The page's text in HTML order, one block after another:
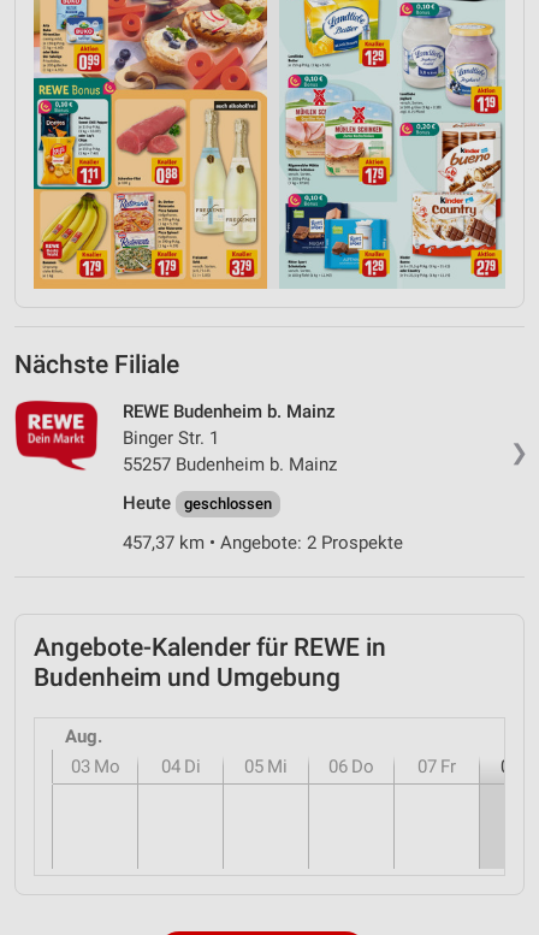
Nächste Filiale
❯
REWE Budenheim b. Mainz
Binger Str. 1
55257 Budenheim b. Mainz
Heute
geschlossen
457,37 km • Angebote: 2 Prospekte
Angebote-Kalender für REWE in
Budenheim und Umgebung
Aug.
03 Mo 04 Di 05 Mi 06 Do 07 Fr 08